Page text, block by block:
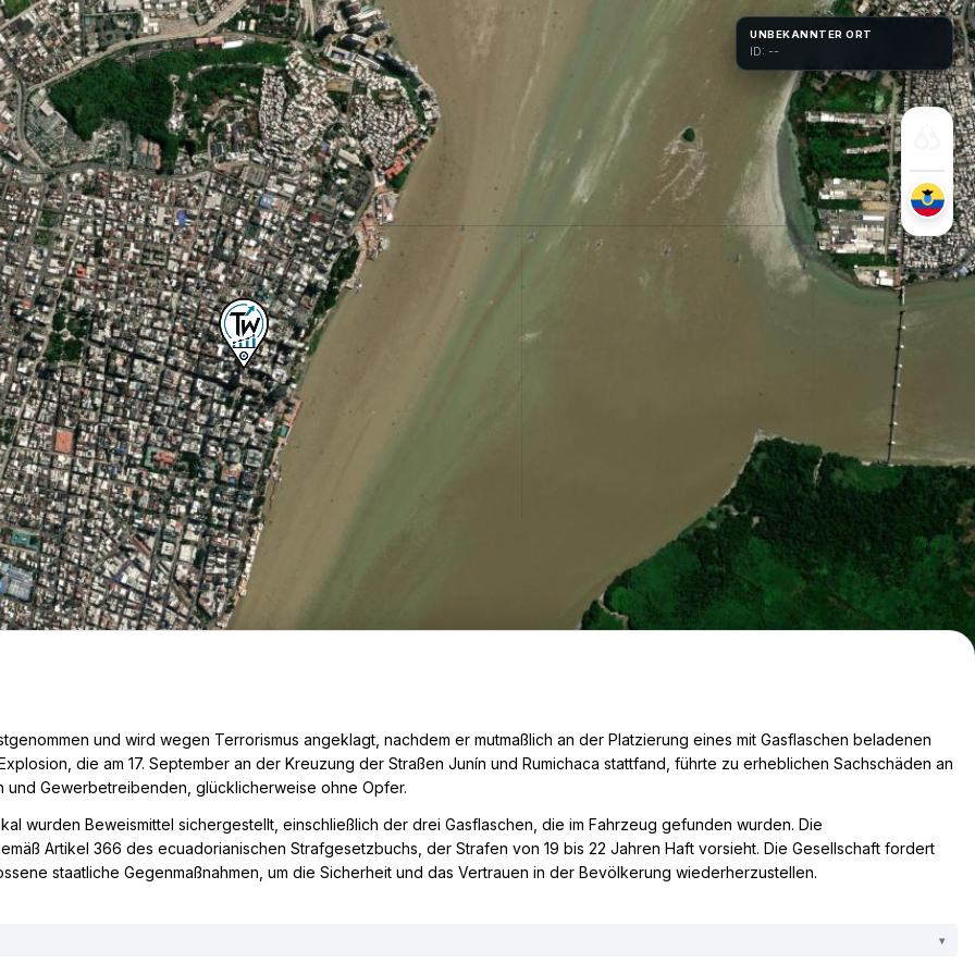
UNBEKANNTER ORT
ID: --
und wird wegen Terrorismus angeklagt, nachdem er mutmaßlich an der Platzierung eines mit Gasflaschen beladenen
die am 17. September an der Kreuzung der Straßen Junín und Rumichaca stattfand, führte zu erheblichen Sachschäden an
Gewerbetreibenden, glücklicherweise ohne Opfer.
wurden Beweismittel sichergestellt, einschließlich der drei Gasflaschen, die im Fahrzeug gefunden wurden. Die
Artikel 366 des ecuadorianischen Strafgesetzbuchs, der Strafen von 19 bis 22 Jahren Haft vorsieht. Die Gesellschaft fordert
staatliche Gegenmaßnahmen, um die Sicherheit und das Vertrauen in der Bevölkerung wiederherzustellen.
▾